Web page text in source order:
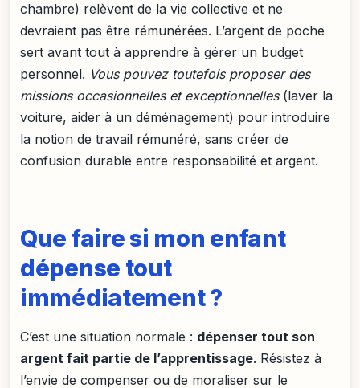
chambre) relèvent de la vie collective et ne
devraient pas être rémunérées. L’argent de poche
sert avant tout à apprendre à gérer un budget
personnel. Vous pouvez toutefois proposer des
missions occasionnelles et exceptionnelles(laver la
voiture, aider à un déménagement) pour introduire
la notion de travail rémunéré, sans créer de
confusion durable entre responsabilité et argent.
Que faire si mon enfant
dépense tout
immédiatement ?
C’est une situation normale : dépenser tout son
argent fait partie de l’apprentissage. Résistez à
l’envie de compenser ou de moraliser sur le